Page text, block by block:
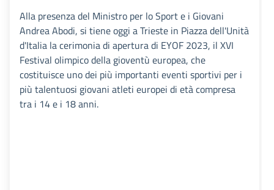
Alla presenza del Ministro per lo Sport e i Giovani
Andrea Abodi, si tiene oggi a Trieste in Piazza dell'Unità
d'Italia la cerimonia di apertura di EYOF 2023, il XVI
Festival olimpico della gioventù europea, che
costituisce uno dei più importanti eventi sportivi per i
più talentuosi giovani atleti europei di età compresa
tra i 14 e i 18 anni.